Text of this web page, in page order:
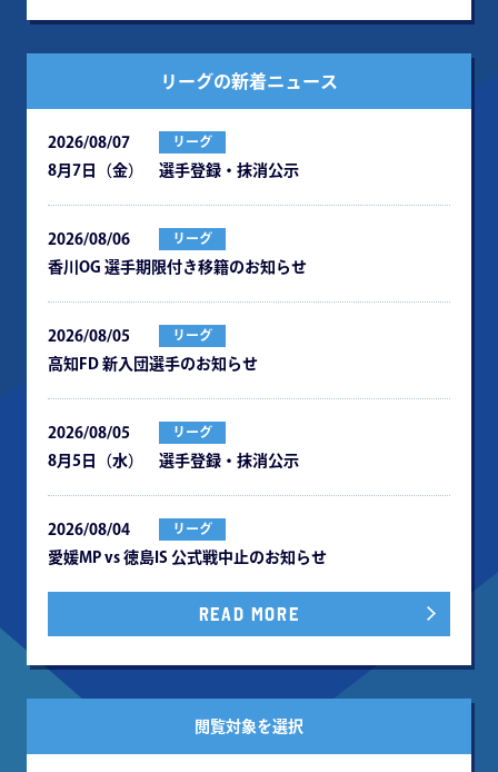
リーグの新着ニュース
2026/08/07 リーグ
8月7日（金） 選手登録・抹消公示
2026/08/06 リーグ
⾹川OG 選⼿期限付き移籍のお知らせ
2026/08/05 リーグ
⾼知FD 新⼊団選⼿のお知らせ
2026/08/05 リーグ
8月5日（水） 選手登録・抹消公示
2026/08/04 リーグ
愛媛MP vs 徳島IS 公式戦中⽌のお知らせ
READ MORE
閲覧対象を選択